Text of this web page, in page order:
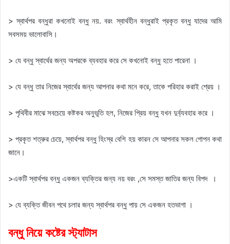
> স্বার্থপর বন্ধুরা কখনোই বন্ধু নয়. বরং স্বার্থহীন বন্ধুরাই প্রকৃত বন্ধু যাদের আমি
সবসময় ভালোবাসি।
> যে বন্ধু স্বার্থের জন্য অপরকে ব্যবহার করে সে কখনোই বন্ধু হতে পারেনা ।
> যে বন্ধু তার নিজের স্বার্থের জন্য আপনার কথা মনে করে, তাকে পরিহার করাই শ্রেয় ।
> পৃথিবীর মাঝে সবচেয়ে কষ্টকর অনুভূতি হল, নিজের প্রিয় বন্ধু যখন দুর্ব্যবহার করে ।
> প্রকৃত শত্রুর চেয়ে, স্বার্থপর বন্ধু হিংস্র বেশি হয় কারন সে আপনার সকল গোপন কথা
জানে।
>একটি স্বার্থপর বন্ধু একজন ব্যক্তির জন্য নয় বরং ,সে সমস্ত জাতির জন্য বিপদ ।
> যে ব্যক্তি জীবন পথে চলার জন্য স্বার্থপর বন্ধু পায় সে একজন হতভাগা ।
বন্ধু নিয়ে কষ্টের স্ট্যাটাস